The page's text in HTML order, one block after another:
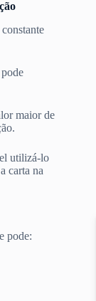
maior de
utilizá-lo
carta na
pode: